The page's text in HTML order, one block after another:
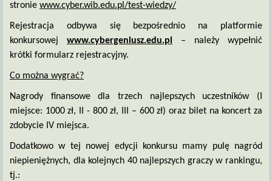
stronie www.cyber.wib.edu.pl/test-wiedzy/
Rejestracja odbywa się bezpośrednio na platformie
konkursowej www.cybergeniusz.edu.pl
– należy wypełnić
krótki formularz rejestracyjny.
Co można wygrać?
Nagrody finansowe dla trzech najlepszych uczestników (I
miejsce: 1000 zł, II - 800 zł, III – 600 zł) oraz bilet na koncert za
zdobycie IV miejsca.
Dodatkowo w tej nowej edycji konkursu mamy pulę nagród
niepieniężnych, dla kolejnych 40 najlepszych graczy w rankingu,
tj.: